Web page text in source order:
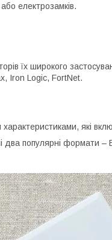
або електрозамків.
їх широкого
Iron Logic, FortNet.
які
два популярні формати